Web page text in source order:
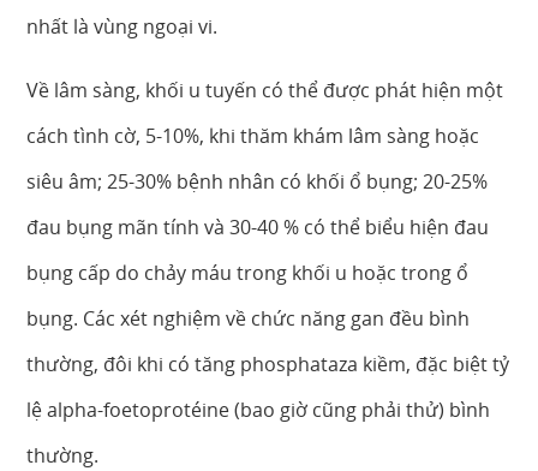
nhất là vùng ngoại vi.
Về lâm sàng, khối u tuyến có thể được phát hiện một
cách tình cờ, 5-10%, khi thăm khám lâm sàng hoặc
siêu âm; 25-30% bệnh nhân có khối ổ bụng; 20-25%
đau bụng mãn tính và 30-40 % có thể biểu hiện đau
bụng cấp do chảy máu trong khối u hoặc trong ổ
bụng. Các xét nghiệm về chức năng gan đều bình
thường, đôi khi có tăng phosphataza kiềm, đặc biệt tỷ
lệ alpha-foetoprotéine (bao giờ cũng phải thử) bình
thường.